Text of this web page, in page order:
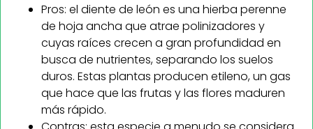
Pros: el diente de león es una hierba perenne
de hoja ancha que atrae polinizadores y
cuyas raíces crecen a gran profundidad en
busca de nutrientes, separando los suelos
duros. Estas plantas producen etileno, un gas
que hace que las frutas y las flores maduren
más rápido.